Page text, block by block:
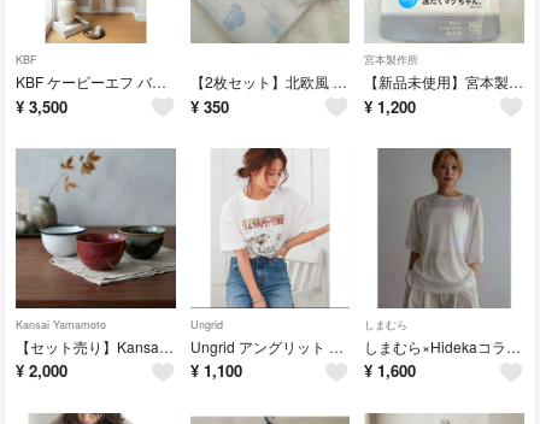
KBF
KBF ケービーエフ バッククロスIラインジャンパースカート グレージュ ロングワンピース
¥ 3,500
【2枚セット】北欧風 ボタニカル柄 フリークロス マルチカバー 淡色インテリア
¥ 350
宮本製作所
【新品未使用】宮本製作所 洗たくマグちゃん ブルー (界面活性剤ゼロ) 約300回使用可能
¥ 1,200
Kansai Yamamoto
【セット売り】Kansai 陶芸 お椀 茶碗 3客セット 釉薬 和食器 モダン 山本寛斎
¥ 2,000
Ungrid
Ungrid アングリット イーグルビッグルーズ Tee ホワイト 半袖Tシャツ Fサイズ
¥ 1,100
しまむら
しまむら×Hidekaコラボ 半袖 シアービッグTシャツ ホワイト Lサイズ
¥ 1,600